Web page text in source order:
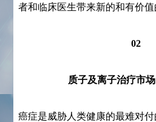
者和临床医生带来新的和有价值
02
质子及离子治疗市
癌症是威胁人类健康的最难对